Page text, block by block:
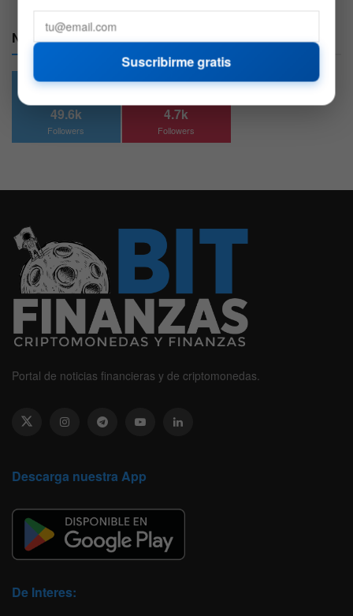
Nuestras Redes:
49.6k
Followers
4.7k
Followers
Portal de noticias financieras y de criptomonedas.
Descarga nuestra App
De Interes:
Suscribirme gratis